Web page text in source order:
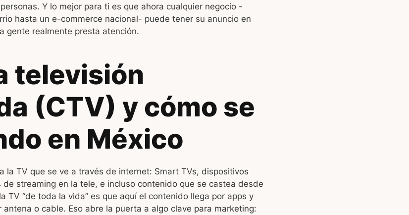
Y lo mejor para ti es que ahora cualquier negocio -
hasta un e-commerce nacional- puede tener su anuncio en
gente realmente presta atención.
televisión
(CTV) y cómo se
en México
la TV que se ve a través de internet: Smart TVs, dispositivos
de streaming en la tele, e incluso contenido que se castea desde
TV “de toda la vida” es que aquí el contenido llega por apps y
o cable. Eso abre la puerta a algo clave para marketing: